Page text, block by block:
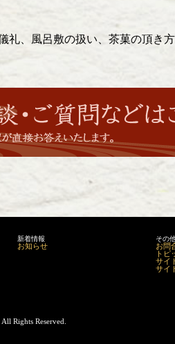
、風呂敷の扱い、茶菓の頂き方
新着情報
お知らせ
その
お問
トピ
サイ
サイ
Rights Reserved.